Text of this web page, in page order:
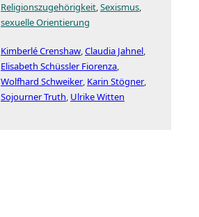
Religionszugehörigkeit Sexismus
sexuelle Orientierung
Kimberlé Crenshaw Claudia Jahnel
Elisabeth Schüssler Fiorenza
Wolfhard Schweiker Karin Stögner
Sojourner Truth Ulrike Witten